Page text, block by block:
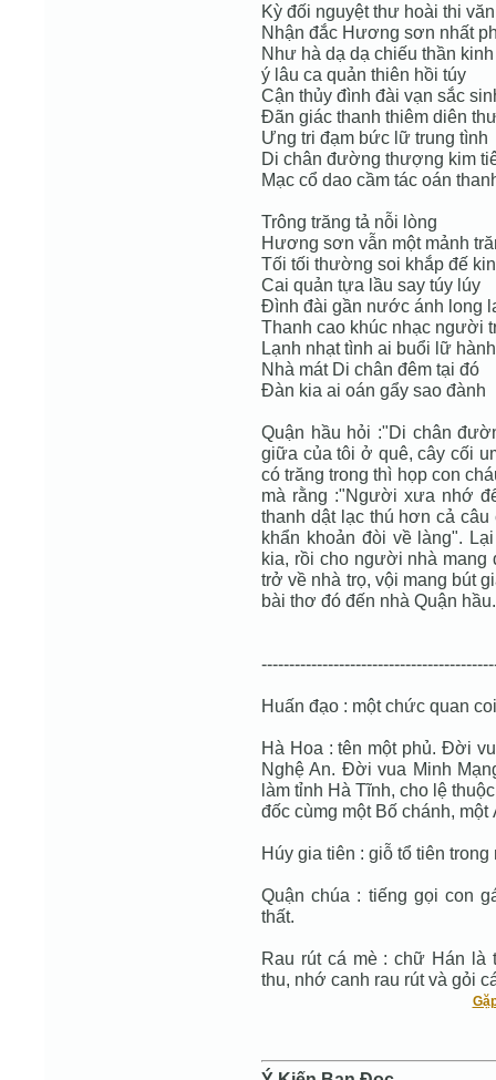
Kỳ đối nguyệt thư hoài thi văn
Nhận đắc Hương sơn nhất
Như hà dạ dạ chiếu thần kinh
ý lâu ca quản thiên hồi túy
Cận thủy đình đài vạn sắc
Đãn giác thanh thiêm diên
Ưng tri đạm bức lữ trung tình
Di chân đường thượng kim
Mạc cổ dao cầm tác oán
Trông trăng tả nỗi lòng
Hương sơn vẫn một mảnh
Tối tối thường soi khắp đế
Cai quản tựa lầu say túy lúy
Đình đài gần nước ánh long
Thanh cao khúc nhạc người
Lạnh nhạt tình ai buổi lữ hành
Nhà mát Di chân đêm tại đó
Đàn kia ai oán gẩy sao đành
Quận hầu hỏi :"Di chân
giữa của tôi ở quê, cây cối
có trăng trong thì họp con
mà rằng :"Người xưa nhớ
thanh dật lạc thú hơn cả
khẩn khoản đòi về làng".
kia, rồi cho người nhà
trở về nhà trọ, vội mang bút
bài thơ đó đến nhà Quận hầu.
Huấn đạo : một chức quan
Hà Hoa : tên một phủ. Đời
Nghệ An. Đời vua Minh
làm tỉnh Hà Tĩnh, cho lệ
đốc cùmg một Bố chánh, một
Húy gia tiên : giỗ tổ tiên trong
Quận chúa : tiếng gọi con
thất.
Rau rút cá mè : chữ Hán
thu, nhớ canh rau rút và gỏi